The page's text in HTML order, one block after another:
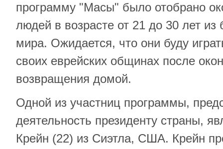
программу "Масы" было отобрано
людей в возрасте от 21 до 30 лет из
мира. Ожидается, что они буду
своих еврейских общинах после
возвращения домой.
Одной из участниц программы,
деятельность президенту страны,
Крейн (22) из Сиэтла, США. Крейн